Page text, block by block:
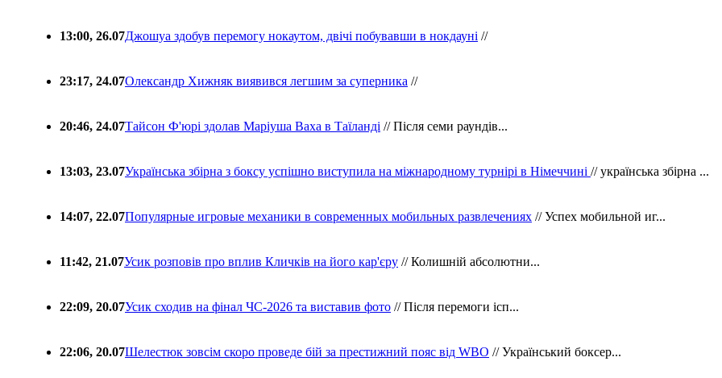
13:00, 26.07Джошуа здобув перемогу нокаутом, двічі побувавши в нокдауні //
23:17, 24.07Олександр Хижняк виявився легшим за суперника //
20:46, 24.07Тайсон Ф'юрі здолав Маріуша Ваха в Таїланді // Після семи раундів...
13:03, 23.07Українська збірна з боксу успішно виступила на міжнародному турнірі в Німеччині // українська збірна ...
14:07, 22.07Популярные игровые механики в современных мобильных развлечениях // Успех мобильной иг...
11:42, 21.07Усик розповів про вплив Кличків на його кар'єру // Колишній абсолютни...
22:09, 20.07Усик сходив на фінал ЧС-2026 та виставив фото // Після перемоги ісп...
22:06, 20.07Шелестюк зовсім скоро проведе бій за престижний пояс від WBO // Український боксер...